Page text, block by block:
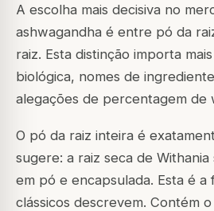
A escolha mais decisiva no
ashwagandha é entre pó da
raiz. Esta distinção importa
biológica, nomes de
alegações de percentagem de
O pó da raiz inteira é
sugere: a raiz seca de
em pó e encapsulada. Esta é
clássicos descrevem. Contém